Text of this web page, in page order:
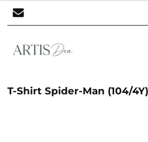
T-Shirt Spider-Man (104/4Y)